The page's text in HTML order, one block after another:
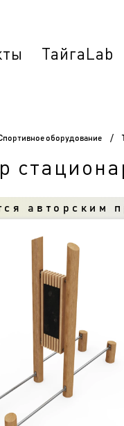
ТайгаLab
оборудование /
авторским